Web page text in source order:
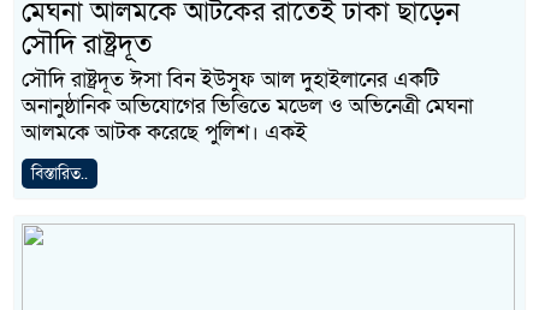
মেঘনা আলমকে আটকের রাতেই ঢাকা ছাড়েন
সৌদি রাষ্ট্রদূত
সৌদি রাষ্ট্রদূত ঈসা বিন ইউসুফ আল দুহাইলানের একটি
অনানুষ্ঠানিক অভিযোগের ভিত্তিতে মডেল ও অভিনেত্রী মেঘনা
আলমকে আটক করেছে পুলিশ। একই
বিস্তারিত..